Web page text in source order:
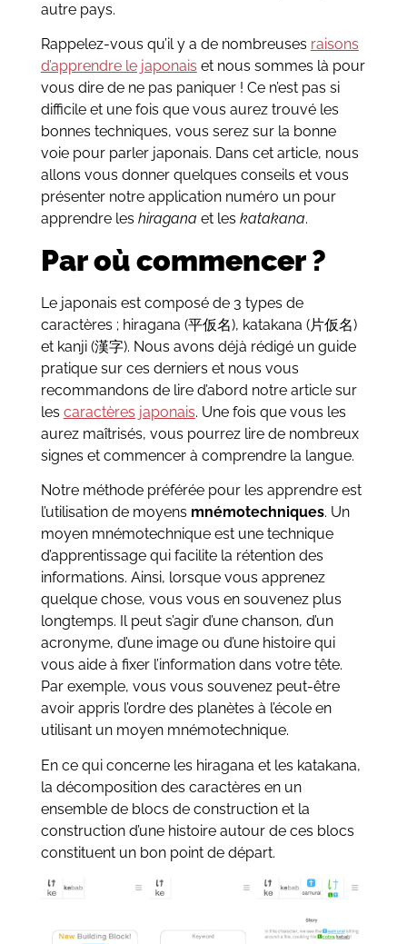
autre pays.
Rappelez-vous qu’il y a de nombreuses raisons
d’apprendre le japonais et nous sommes là pour
vous dire de ne pas paniquer ! Ce n’est pas si
difficile et une fois que vous aurez trouvé les
bonnes techniques, vous serez sur la bonne
voie pour parler japonais. Dans cet article, nous
allons vous donner quelques conseils et vous
présenter notre application numéro un pour
apprendre les hiragana et les katakana.
Par où commencer ?
Le japonais est composé de 3 types de
caractères ; hiragana (平仮名), katakana (片仮名)
et kanji (漢字). Nous avons déjà rédigé un guide
pratique sur ces derniers et nous vous
recommandons de lire d’abord notre article sur
les caractères japonais. Une fois que vous les
aurez maîtrisés, vous pourrez lire de nombreux
signes et commencer à comprendre la langue.
Notre méthode préférée pour les apprendre est
l’utilisation de moyens mnémotechniques. Un
moyen mnémotechnique est une technique
d’apprentissage qui facilite la rétention des
informations. Ainsi, lorsque vous apprenez
quelque chose, vous vous en souvenez plus
longtemps. Il peut s’agir d’une chanson, d’un
acronyme, d’une image ou d’une histoire qui
vous aide à fixer l’information dans votre tête.
Par exemple, vous vous souvenez peut-être
avoir appris l’ordre des planètes à l’école en
utilisant un moyen mnémotechnique.
En ce qui concerne les hiragana et les katakana,
la décomposition des caractères en un
ensemble de blocs de construction et la
construction d’une histoire autour de ces blocs
constituent un bon point de départ.